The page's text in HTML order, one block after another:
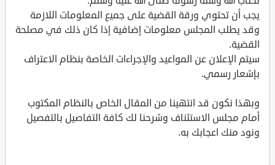
يجب أن تحتوي ورقة القضية على جميع المعلومات اللازمة
وقد يطلب المجلس معلومات إضافية إذا كان ذلك في مصلحة
القضية.
سيتم الإعلان عن المواعيد والإجراءات الخاصة بنظام الاعتراف
بإشعار رسمي.
وبهذا نكون قد انتهينا من المقال الخاص بالنظام المكتوب
أمام مجلس الاستئناف وشرحنا لك كافة التفاصيل بالتفصيل
ونود منك اعجابك به.